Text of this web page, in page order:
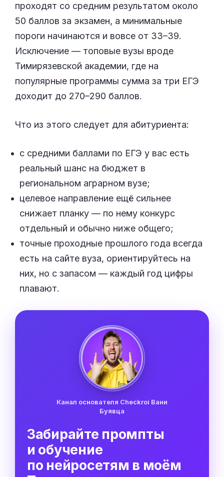
проходят со средним результатом около
50 баллов за экзамен, а минимальные
пороги начинаются и вовсе от 33–39.
Исключение — топовые вузы вроде
Тимирязевской академии, где на
популярные программы сумма за три ЕГЭ
доходит до 270–290 баллов.
Что из этого следует для абитуриента:
с средними баллами по ЕГЭ у вас есть
реальный шанс на бюджет в
региональном аграрном вузе;
целевое направление ещё сильнее
снижает планку — по нему конкурс
отдельный и обычно ниже общего;
точные проходные прошлого года всегда
есть на сайте вуза, ориентируйтесь на
них, но с запасом — каждый год цифры
плавают.
Канал основателя Checkroi Вани
Буявца
Забирайте промпты
и обучение
по нейросетям в моём